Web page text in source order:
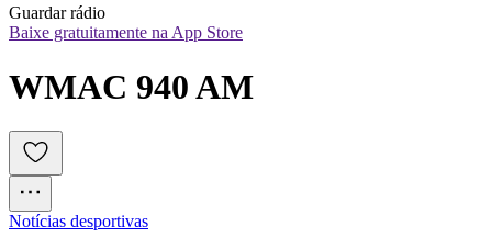
Guardar rádio
Baixe gratuitamente na App Store
WMAC 940 AM
Notícias desportivas